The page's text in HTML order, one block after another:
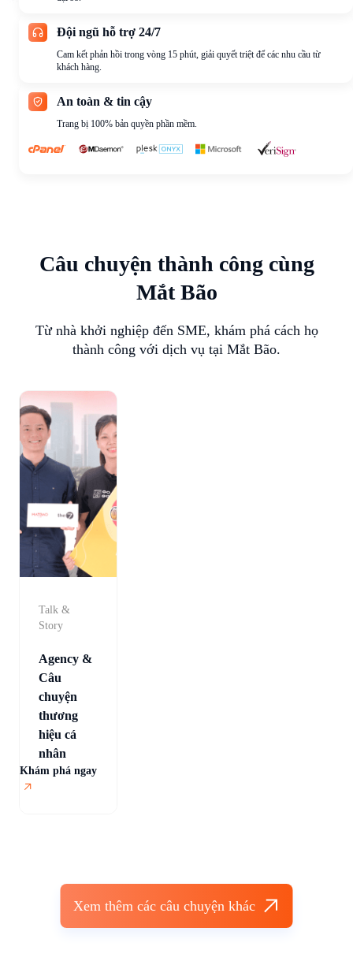
An toàn & tin cậy
Trang bị 100% bản quyền phần mềm.
Đội ngũ hỗ trợ 24/7
Cam kết phản hồi trong vòng 15 phút, giải quyết triệt để các nhu cầu từ
khách hàng.
Câu chuyện thành công cùng
Mắt Bão
Từ nhà khởi nghiệp đến SME, khám phá cách họ
thành công với dịch vụ tại Mắt Bão.
Talk &
Story
Agency &
Câu
chuyện
thương
hiệu cá
nhân
Khám phá ngay
Xem thêm các câu chuyện khác